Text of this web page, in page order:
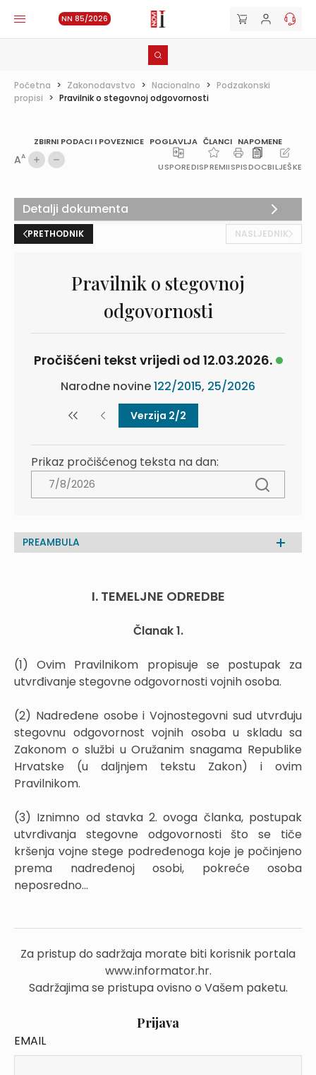
NN 85/2026
Početna > Zakonodavstvo > Nacionalno > Podzakonski
propisi > Pravilnik o stegovnoj odgovornosti
ZBIRNI PODACI I POVEZNICE POGLAVLJA ČLANCI NAPOMENE
AA
USPOREDISPREMIISPISDOCBILJEŠKE
PRETHODNIK NASLJEDNIK
Pravilnik o stegovnoj
odgovornosti
Pročišćeni tekst vrijedi od 12.03.2026.
Narodne novine122/2015, 25/2026
Verzija 2/2
Prikaz pročišćenog teksta na dan:
PREAMBULA
I. TEMELJNE ODREDBE
Članak 1.
(1) Ovim Pravilnikom propisuje se postupak za
utvrđivanje stegovne odgovornosti vojnih osoba.
(2) Nadređene osobe i Vojnostegovni sud utvrđuju
stegovnu odgovornost vojnih osoba u skladu sa
Zakonom o službi u Oružanim snagama Republike
Hrvatske (u daljnjem tekstu Zakon) i ovim
Pravilnikom.
(3) Iznimno od stavka 2. ovoga članka, postupak
utvrđivanja stegovne odgovornosti što se tiče
kršenja vojne stege podređenoga koje je počinjeno
prema nadređenoj osobi, pokreće osoba
neposredno...
Za pristup do sadržaja morate biti korisnik portala
www.informator.hr.
Sadržajima se pristupa ovisno o Vašem paketu.
Prijava
EMAIL
Detalji dokumenta